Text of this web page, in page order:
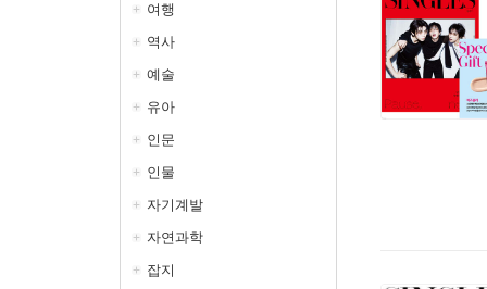
여행
역사
예술
유아
인문
인물
자기계발
자연과학
잡지